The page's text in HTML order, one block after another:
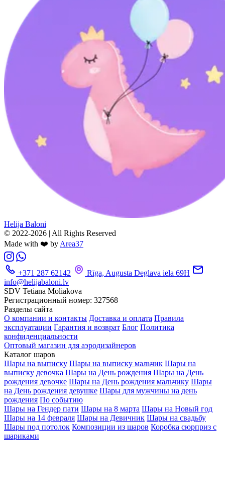
Helija Baloni
© 2022-2026 | All Rights Reserved
Made with ❤️ byArea37
+371 287 62142
Rīga, Augusta Deglava iela 69H
info@helijabaloni.lv
SDV Tetiana Moliakova
Регистрационный номер: 327568
Разделы сайта
О компании и контакты Доставка и оплата Правила
эксплуатации Гарантия и возврат Блог Политика
конфиденциальности
Оптовый магазин для аэродизайнеров
Каталог шаров
Шары на выписку Шары на выписку мальчик Шары на
выписку девочка Шары на День рождения Шары на День
рождения девочке Шары на День рождения мальчику Шары
на День рождения девушке Шары для мужчины на день
рождения По событию
Шары на Гендер пати Шары на 8 марта Шары на Новый год
Шары на 14 февраля Шары на Девичник Шары на свадьбу
Шары под потолок Композиции из шаров Коробка сюрприз с
шариками